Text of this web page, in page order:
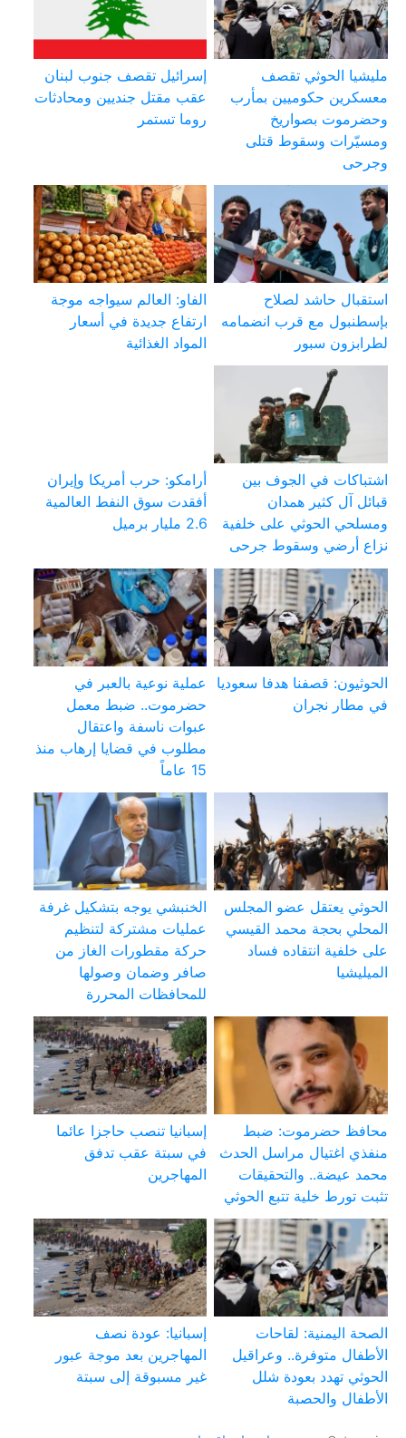
مليشيا الحوثي تقصف
معسكرين حكوميين بمأرب
وحضرموت بصواريخ
ومسيّرات وسقوط قتلى
وجرحى
إسرائيل تقصف جنوب لبنان
عقب مقتل جنديين ومحادثات
روما تستمر
استقبال حاشد لصلاح
بإسطنبول مع قرب انضمامه
لطرابزون سبور
الفاو: العالم سيواجه موجة
ارتفاع جديدة في أسعار
المواد الغذائية
اشتباكات في الجوف بين
قبائل آل كثير همدان
ومسلحي الحوثي على خلفية
نزاع أرضي وسقوط جرحى
أرامكو: حرب أمريكا وإيران
أفقدت سوق النفط العالمية
2.6 مليار برميل
الحوثيون: قصفنا هدفا سعوديا
في مطار نجران
عملية نوعية بالعبر في
حضرموت.. ضبط معمل
عبوات ناسفة واعتقال
مطلوب في قضايا إرهاب منذ
15 عاماً
الحوثي يعتقل عضو المجلس
المحلي بحجة محمد القيسي
على خلفية انتقاده فساد
الميليشيا
الخنبشي يوجه بتشكيل غرفة
عمليات مشتركة لتنظيم
حركة مقطورات الغاز من
صافر وضمان وصولها
للمحافظات المحررة
محافظ حضرموت: ضبط
منفذي اغتيال مراسل الحدث
محمد عيضة.. والتحقيقات
تثبت تورط خلية تتبع الحوثي
إسبانيا تنصب حاجزا عائما
في سبتة عقب تدفق
المهاجرين
الصحة اليمنية: لقاحات
الأطفال متوفرة.. وعراقيل
الحوثي تهدد بعودة شلل
الأطفال والحصبة
إسبانيا: عودة نصف
المهاجرين بعد موجة عبور
غير مسبوقة إلى سبتة